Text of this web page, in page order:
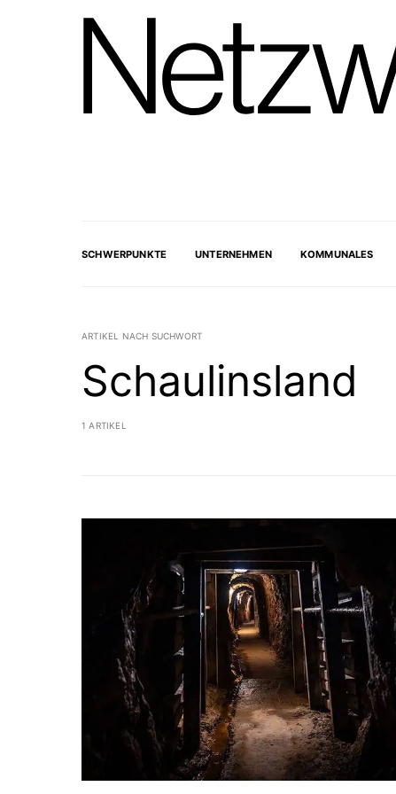
SCHWERPUNKTE UNTERNEHMEN KOMMUNALES
ARTIKEL NACH SUCHWORT
Schaulinsland
1 ARTIKEL